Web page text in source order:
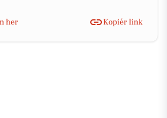
her Kopiér link